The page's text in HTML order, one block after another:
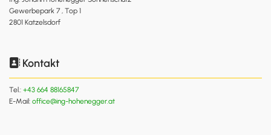
Gewerbepark 7 , Top 1
2801 Katzelsdorf
 Kontakt
Tel.: +43 664 88165847
E-Mail: office@ing-hohenegger.at